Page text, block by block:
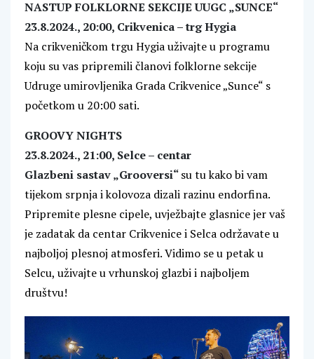
NASTUP FOLKLORNE SEKCIJE UUGC „SUNCE“
23.8.2024., 20:00, Crikvenica – trg Hygia
Na crikveničkom trgu Hygia uživajte u programu
koju su vas pripremili članovi folklorne sekcije
Udruge umirovljenika Grada Crikvenice „Sunce“ s
početkom u 20:00 sati.
GROOVY NIGHTS
23.8.2024., 21:00, Selce – centar
Glazbeni sastav „Grooversi“su tu kako bi vam
tijekom srpnja i kolovoza dizali razinu endorfina.
Pripremite plesne cipele, uvježbajte glasnice jer vaš
je zadatak da centar Crikvenice i Selca održavate u
najboljoj plesnoj atmosferi. Vidimo se u petak u
Selcu, uživajte u vrhunskoj glazbi i najboljem
društvu!